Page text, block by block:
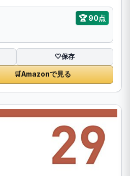
🏆 90点
🤍保存
🛒Amazonで見る